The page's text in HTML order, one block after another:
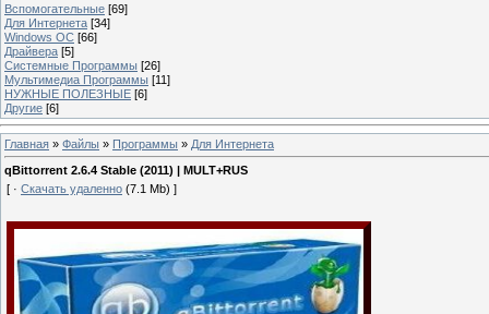
Вспомогательные [69]
Для Интернета [34]
Windows ОС [66]
Драйвера [5]
Системные Программы [26]
Мультимедиа Программы [11]
НУЖНЫЕ ПОЛЕЗНЫЕ [6]
Другие [6]
Главная » Файлы » Программы » Для Интернета
qBittorrent 2.6.4 Stable (2011) | MULT+RUS
[ · Скачать удаленно (7.1 Mb) ]